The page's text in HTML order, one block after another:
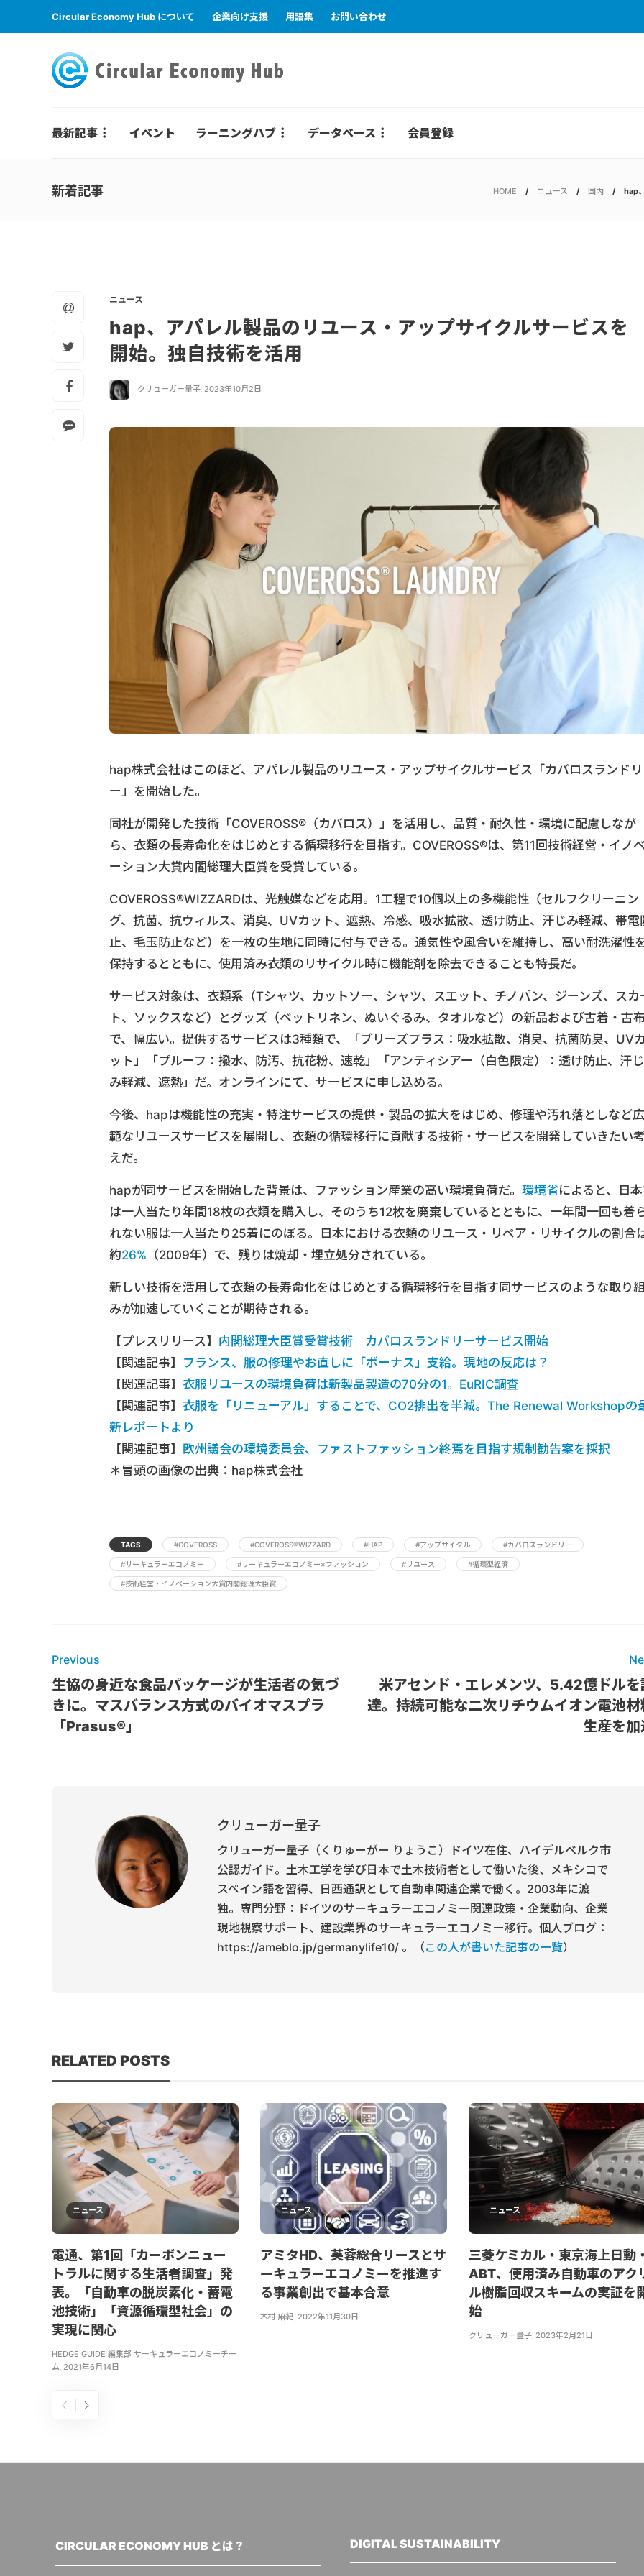
Circular Economy Hub について 企業向け支援 用語集 お問い合わせ
最新記事 イベント ラーニングハブ データベース 会員登録
新着記事 HOME ニュース 国内 hap
ニュース
hap、アパレル製品のリユース・アップサイクルサービスを
開始。独自技術を活用
クリューガー量子, 2023年10月2日
hap株式会社はこのほど、アパレル製品のリユース・アップサイクルサービス「カバロスランドリ
ー」を開始した。
同社が開発した技術「COVEROSS®（カバロス）」を活用し、品質・耐久性・環境に配慮しなが
ら、衣類の長寿命化をはじめとする循環移行を目指す。COVEROSS®は、第11回技術経営・イノベ
ーション大賞内閣総理大臣賞を受賞している。
COVEROSS®WIZZARDは、光触媒などを応用。1工程で10個以上の多機能性（セルフクリーニン
グ、抗菌、抗ウィルス、消臭、UVカット、遮熱、冷感、吸水拡散、透け防止、汗じみ軽減、帯電
止、毛玉防止など）を一枚の生地に同時に付与できる。通気性や風合いを維持し、高い耐洗濯性
保持するとともに、使用済み衣類のリサイクル時に機能剤を除去できることも特長だ。
サービス対象は、衣類系（Tシャツ、カットソー、シャツ、スエット、チノパン、ジーンズ、スカ
ト、ソックスなど）とグッズ（ベットリネン、ぬいぐるみ、タオルなど）の新品および古着・古布
で、幅広い。提供するサービスは3種類で、「ブリーズプラス：吸水拡散、消臭、抗菌防臭、UVカ
ット」「プルーフ：撥水、防汚、抗花粉、速乾」「アンティシアー（白色限定）：透け防止、汗じ
み軽減、遮熱」だ。オンラインにて、サービスに申し込める。
今後、hapは機能性の充実・特注サービスの提供・製品の拡大をはじめ、修理や汚れ落としなど広
範なリユースサービスを展開し、衣類の循環移行に貢献する技術・サービスを開発していきたい考
えだ。
hapが同サービスを開始した背景は、ファッション産業の高い環境負荷だ。 環境省によると、日
は一人当たり年間18枚の衣類を購入し、そのうち12枚を廃棄しているとともに、一年間一回も着
れない服は一人当たり25着にのぼる。日本における衣類のリユース・リペア・リサイクルの割合
約26% （2009年）で、残りは焼却・埋立処分されている。
新しい技術を活用して衣類の長寿命化をはじめとする循環移行を目指す同サービスのような取り組
みが加速していくことが期待される。
【プレスリリース】 内閣総理大臣賞受賞技術 カバロスランドリーサービス開始
【関連記事】 フランス、服の修理やお直しに「ボーナス」支給。現地の反応は？
【関連記事】 衣服リユースの環境負荷は新製品製造の70分の1。EuRIC調査
【関連記事】 衣服を「リニューアル」することで、CO2排出を半減。The Renewal Workshopの
新レポートより
【関連記事】 欧州議会の環境委員会、ファストファッション終焉を目指す規制勧告案を採択
＊冒頭の画像の出典：hap株式会社
TAGS #COVEROSS #COVEROSS®WIZZARD #HAP #アップサイクル #カバロスランドリー
#サーキュラーエコノミー #サーキュラーエコノミー×ファッション #リユース #循環型経済
#技術経営・イノベーション大賞内閣総理大臣賞
Previous
生協の身近な食品パッケージが生活者の気づ
きに。マスバランス方式のバイオマスプラ
「Prasus®」
米アセンド・エレメンツ、5.42億ドルを
達。持続可能な二次リチウムイオン電池材
生産を加
クリューガー量子
クリューガー量子（くりゅーがー りょうこ）ドイツ在住、ハイデルベルク市
公認ガイド。土木工学を学び日本で土木技術者として働いた後、メキシコで
スペイン語を習得、日西通訳として自動車関連企業で働く。2003年に渡
独。専門分野：ドイツのサーキュラーエコノミー関連政策・企業動向、企業
現地視察サポート、建設業界のサーキュラーエコノミー移行。個人ブログ：
https://ameblo.jp/germanylife10/ 。（この人が書いた記事の一覧）
RELATED POSTS
ニュース
電通、第1回「カーボンニュー
トラルに関する生活者調査」発
表。「自動車の脱炭素化・蓄電
池技術」「資源循環型社会」の
実現に関心
HEDGE GUIDE 編集部 サーキュラーエコノミーチー
ム 2021年6月14日
ニュース
アミタHD、芙蓉総合リースとサ
ーキュラーエコノミーを推進す
る事業創出で基本合意
木村 麻紀 2022年11月30日
ニュース
三菱ケミカル・東京海上日動・
ABT、使用済み自動車のアク
ル樹脂回収スキームの実証を
始
クリューガー量子 2023年2月21日
CIRCULAR ECONOMY HUB とは？ DIGITAL SUSTAINABILITY